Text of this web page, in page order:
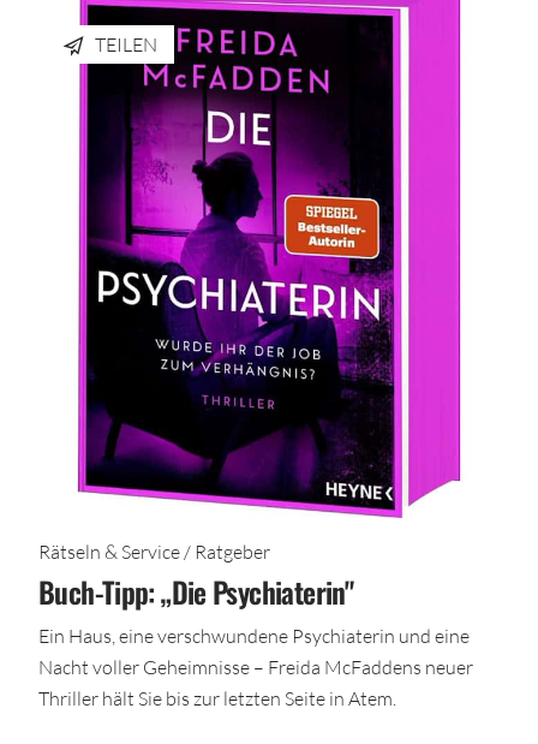
TEILEN
Rätseln & Service / Ratgeber
Buch-Tipp: „Die Psychiaterin"
Ein Haus, eine verschwundene Psychiaterin und eine
Nacht voller Geheimnisse – Freida McFaddens neuer
Thriller hält Sie bis zur letzten Seite in Atem.